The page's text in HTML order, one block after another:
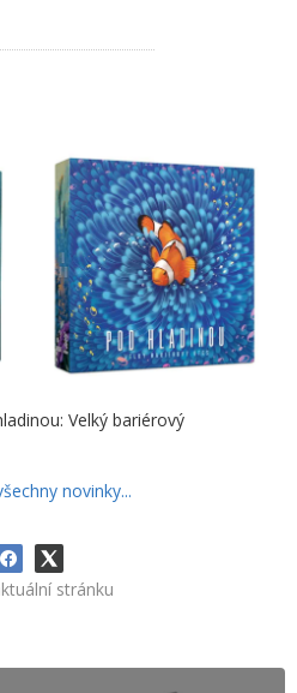
Velký bariérový
novinky...
stránku